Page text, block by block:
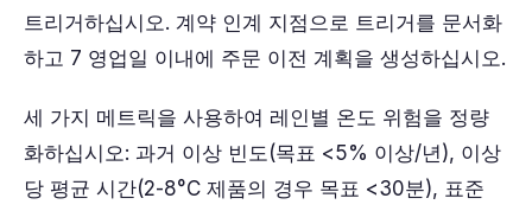
트리거하십시오. 계약 인계 지점으로 트리거를 문서화
하고 7 영업일 이내에 주문 이전 계획을 생성하십시오.
세 가지 메트릭을 사용하여 레인별 온도 위험을 정량
화하십시오: 과거 이상 빈도(목표 <5% 이상/년), 이상
당 평균 시간(2-8°C 제품의 경우 목표 <30분), 표준